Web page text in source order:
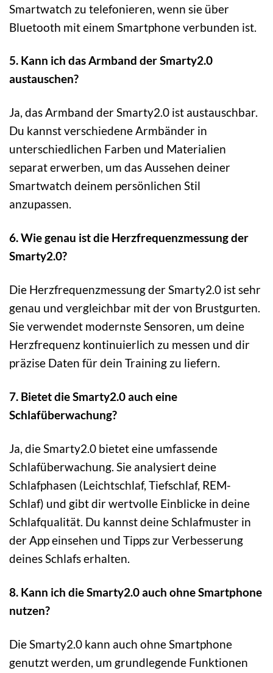
Smartwatch zu telefonieren, wenn sie über
Bluetooth mit einem Smartphone verbunden ist.
5. Kann ich das Armband der Smarty2.0
austauschen?
Ja, das Armband der Smarty2.0 ist austauschbar.
Du kannst verschiedene Armbänder in
unterschiedlichen Farben und Materialien
separat erwerben, um das Aussehen deiner
Smartwatch deinem persönlichen Stil
anzupassen.
6. Wie genau ist die Herzfrequenzmessung der
Smarty2.0?
Die Herzfrequenzmessung der Smarty2.0 ist sehr
genau und vergleichbar mit der von Brustgurten.
Sie verwendet modernste Sensoren, um deine
Herzfrequenz kontinuierlich zu messen und dir
präzise Daten für dein Training zu liefern.
7. Bietet die Smarty2.0 auch eine
Schlafüberwachung?
Ja, die Smarty2.0 bietet eine umfassende
Schlafüberwachung. Sie analysiert deine
Schlafphasen (Leichtschlaf, Tiefschlaf, REM-
Schlaf) und gibt dir wertvolle Einblicke in deine
Schlafqualität. Du kannst deine Schlafmuster in
der App einsehen und Tipps zur Verbesserung
deines Schlafs erhalten.
8. Kann ich die Smarty2.0 auch ohne Smartphone
nutzen?
Die Smarty2.0 kann auch ohne Smartphone
genutzt werden, um grundlegende Funktionen